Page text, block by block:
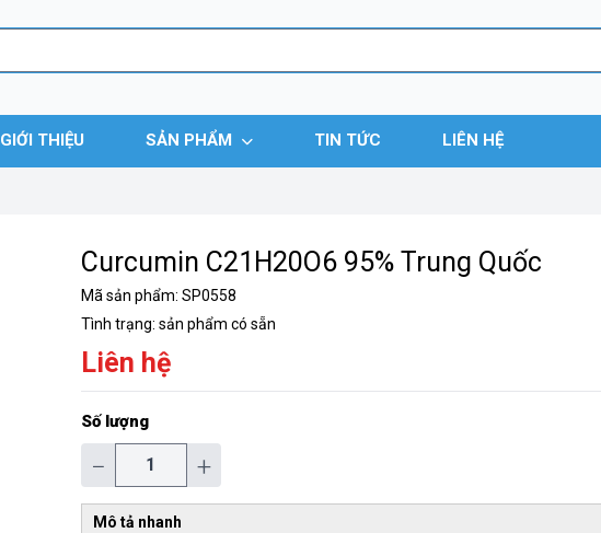
GIỚI THIỆU SẢN PHẨM TIN TỨC LIÊN HỆ
Curcumin C21H20O6 95% Trung Quốc
Mã sản phẩm: SP0558
Tình trạng: sản phẩm có sẵn
Liên hệ
Số lượng
− +
Mô tả nhanh